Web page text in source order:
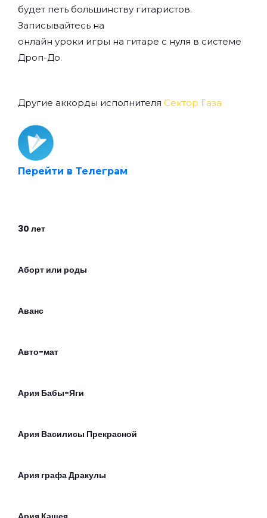
будет петь большинству гитаристов.
Записывайтесь на
онлайн уроки игры на гитаре с нуля в системе
Дроп-До.
Другие аккорды исполнителя Сектор Газа
Перейти в Телеграм
30 лет
Аборт или роды
Аванс
Авто-мат
Ария Бабы-Яги
Ария Василисы Прекрасной
Ария графа Дракулы